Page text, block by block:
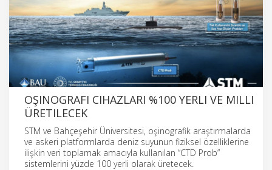
OŞINOGRAFI CIHAZLARI %100 YERLI VE MILLI
ÜRETILECEK
STM ve Bahçeşehir Üniversitesi, oşinografik araştırmalarda
ve askeri platformlarda deniz suyunun fiziksel özelliklerine
ilişkin veri toplamak amacıyla kullanılan “CTD Prob”
sistemlerini yüzde 100 yerli olarak üretecek.